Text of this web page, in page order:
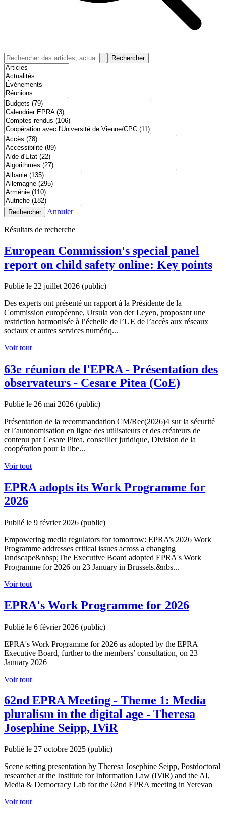
Rechercher
Rechercher Annuler
Résultats de recherche
European Commission's special panel
report on child safety online: Key points
Publié le 22 juillet 2026 (public)
Des experts ont présenté un rapport à la Présidente de la
Commission européenne, Ursula von der Leyen, proposant une
restriction harmonisée à l’échelle de l’UE de l’accès aux réseaux
sociaux et autres services numériq...
Voir tout
63e réunion de l'EPRA - Présentation des
observateurs - Cesare Pitea (CoE)
Publié le 26 mai 2026 (public)
Présentation de la recommandation CM/Rec(2026)4 sur la sécurité
et l’autonomisation en ligne des utilisateurs et des créateurs de
contenu par Cesare Pitea, conseiller juridique, Division de la
coopération pour la libe...
Voir tout
EPRA adopts its Work Programme for
2026
Publié le 9 février 2026 (public)
Empowering media regulators for tomorrow: EPRA’s 2026 Work
Programme addresses critical issues across a changing
landscape&nbsp;The Executive Board adopted EPRA's Work
Programme for 2026 on 23 January in Brussels.&nbs...
Voir tout
EPRA's Work Programme for 2026
Publié le 6 février 2026 (public)
EPRA's Work Programme for 2026 as adopted by the EPRA
Executive Board, further to the members’ consultation, on 23
January 2026
Voir tout
62nd EPRA Meeting - Theme 1: Media
pluralism in the digital age - Theresa
Josephine Seipp, IViR
Publié le 27 octobre 2025 (public)
Scene setting presentation by Theresa Josephine Seipp, Postdoctoral
researcher at the Institute for Information Law (IViR) and the AI,
Media & Democracy Lab for the 62nd EPRA meeting in Yerevan
Voir tout